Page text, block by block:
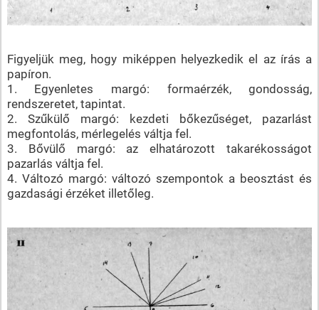
Figyeljük meg, hogy miképpen helyezkedik el az írás a
papíron.
1. Egyenletes margó: formaérzék, gondosság,
rendszeretet, tapintat.
2. Szűkülő margó: kezdeti bőkezűséget, pazarlást
megfontolás, mérlegelés váltja fel.
3. Bővülő margó: az elhatározott takarékosságot
pazarlás váltja fel.
4. Változó margó: változó szempontok a beosztást és
gazdasági érzéket illetőleg.